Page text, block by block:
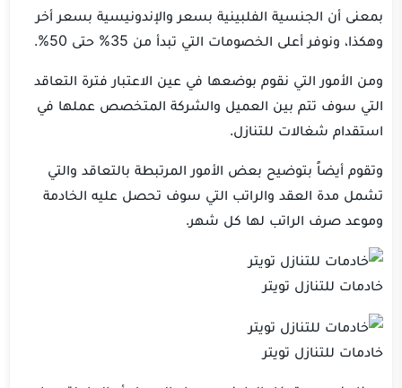
بمعنى أن الجنسية الفلبينية بسعر والإندونيسية بسعر أخر
وهكذا، ونوفر أعلى الخصومات التي تبدأ من 35% حتى 50%.
ومن الأمور التي نقوم بوضعها في عين الاعتبار فترة التعاقد
التي سوف تتم بين العميل والشركة المتخصص عملها في
استقدام شغالات للتنازل.
وتقوم أيضاً بتوضيح بعض الأمور المرتبطة بالتعاقد والتي
تشمل مدة العقد والراتب التي سوف تحصل عليه الخادمة
وموعد صرف الراتب لها كل شهر.
خادمات للتنازل تويتر
خادمات للتنازل تويتر